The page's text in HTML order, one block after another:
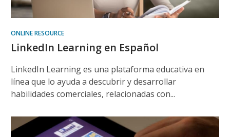
ONLINE RESOURCE
LinkedIn Learning en Español
LinkedIn Learning es una plataforma educativa en
línea que lo ayuda a descubrir y desarrollar
habilidades comerciales, relacionadas con...